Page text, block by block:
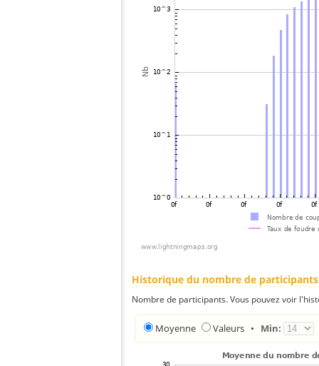
Historique du nombre de participants
Nombre de participants. Vous pouvez voir
Moyenne Valeurs • Min: